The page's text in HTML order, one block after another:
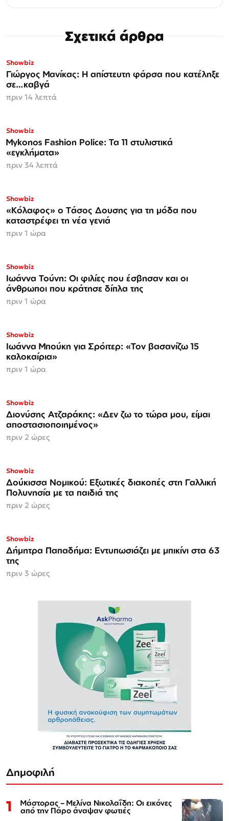
Σχετικά άρθρα
Showbiz
Γιώργος Μανίκας: Η απίστευτη φάρσα που κατέληξε
σε…καβγά
πριν 14 λεπτά
Showbiz
Mykonos Fashion Police: Τα 11 στυλιστικά
«εγκλήματα»
πριν 34 λεπτά
Showbiz
«Κόλαφος» o Tάσος Δουσης για τη μόδα που
καταστρέφει τη νέα γενιά
πριν 1 ώρα
Showbiz
Ιωάννα Τούνη: Οι φιλίες που έσβησαν και οι
άνθρωποι που κράτησε δίπλα της
πριν 1 ώρα
Showbiz
Ιωάννα Μπούκη για Σρόιτερ: «Τον βασανίζω 15
καλοκαίρια»
πριν 1 ώρα
Showbiz
Διονύσης Ατζαράκης: «Δεν ζω το τώρα μου, είμαι
αποστασιοποιημένος»
πριν 2 ώρες
Showbiz
Δούκισσα Νομικού: Εξωτικές διακοπές στη Γαλλική
Πολυνησία με τα παιδιά της
πριν 2 ώρες
Showbiz
Δήμητρα Παπαδήμα: Εντυπωσιάζει με μπικίνι στα 63
της
πριν 3 ώρες
Δημοφιλή
1 Μάστορας – Μελίνα Νικολαΐδη: Οι εικόνες
από την Πάρο άναψαν φωτιές